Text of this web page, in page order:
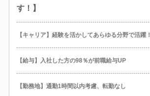
す！】
【キャリア】経験を活かしてあらゆる分野で活躍！
【給与】入社した方の98％が前職給与UP
【勤務地】通勤1時間以内考慮、転勤なし